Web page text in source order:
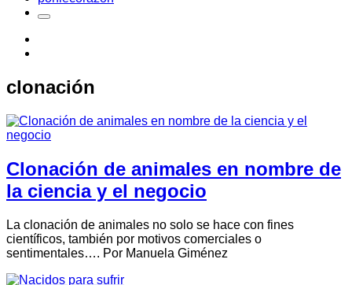
clonación
Clonación de animales en nombre de
la ciencia y el negocio
La clonación de animales no solo se hace con fines
científicos, también por motivos comerciales o
sentimentales…. Por Manuela Giménez